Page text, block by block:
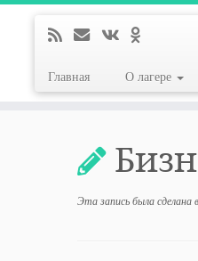
Главная О лагере
Эта запись была сделана в